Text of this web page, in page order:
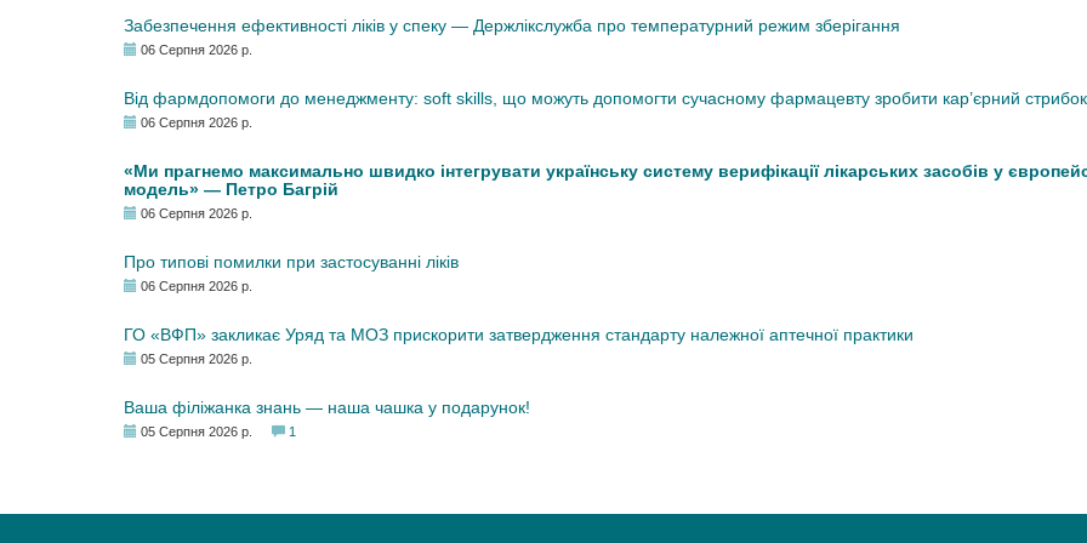
Забезпечення ефективності ліків у спеку — Держлікслужба про температурний режим зберігання
06 Серпня 2026 р.
Від фармдопомоги до менеджменту: soft skills, що можуть допомогти сучасному фармацевту зробити кар’єрний стрибок
06 Серпня 2026 р.
«Ми прагнемо максимально швидко інтегрувати українську систему верифікації лікарських засобів у
модель» — Петро Багрій
06 Серпня 2026 р.
Про типові помилки при застосуванні ліків
06 Серпня 2026 р.
ГО «ВФП» закликає Уряд та МОЗ прискорити затвердження стандарту належної аптечної практики
05 Серпня 2026 р.
Ваша філіжанка знань — наша чашка у подарунок!
05 Серпня 2026 р. 1